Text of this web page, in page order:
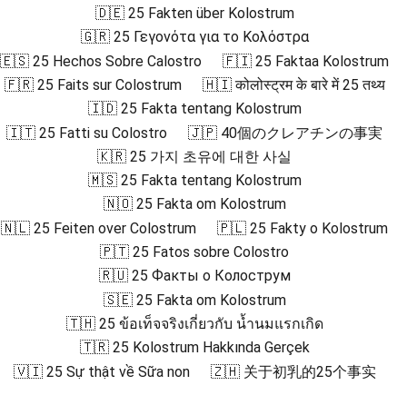
🇩🇪 25 Fakten über Kolostrum
🇬🇷 25 Γεγονότα για το Κολόστρα
🇪🇸 25 Hechos Sobre Calostro
🇫🇮 25 Faktaa Kolostrum
🇫🇷 25 Faits sur Colostrum
🇭🇮 कोलोस्ट्रम के बारे में 25 तथ्य
🇮🇩 25 Fakta tentang Kolostrum
🇮🇹 25 Fatti su Colostro
🇯🇵 40個のクレアチンの事実
🇰🇷 25 가지 초유에 대한 사실
🇲🇸 25 Fakta tentang Kolostrum
🇳🇴 25 Fakta om Kolostrum
🇳🇱 25 Feiten over Colostrum
🇵🇱 25 Fakty o Kolostrum
🇵🇹 25 Fatos sobre Colostro
🇷🇺 25 Факты о Колострум
🇸🇪 25 Fakta om Kolostrum
🇹🇭 25 ข้อเท็จจริงเกี่ยวกับ น้ำนมแรกเกิด
🇹🇷 25 Kolostrum Hakkında Gerçek
🇻🇮 25 Sự thật về Sữa non
🇿🇭 关于初乳的25个事实